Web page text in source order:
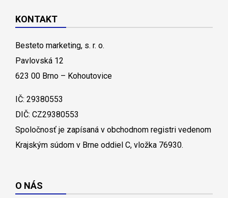
KONTAKT
Besteto marketing, s. r. o.
Pavlovská 12
623 00 Brno – Kohoutovice
IČ: 29380553
DIČ: CZ29380553
Spoločnosť je zapísaná v obchodnom registri vedenom
Krajským súdom v Brne oddiel C, vložka 76930.
O NÁS